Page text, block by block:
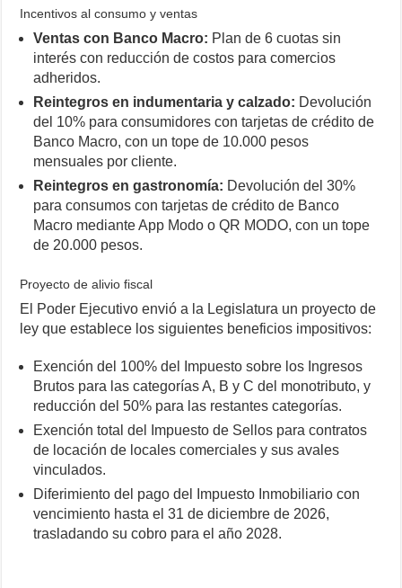
Incentivos al consumo y ventas
Ventas con Banco Macro: Plan de 6 cuotas sin
interés con reducción de costos para comercios
adheridos.
Reintegros en indumentaria y calzado: Devolución
del 10% para consumidores con tarjetas de crédito de
Banco Macro, con un tope de 10.000 pesos
mensuales por cliente.
Reintegros en gastronomía: Devolución del 30%
para consumos con tarjetas de crédito de Banco
Macro mediante App Modo o QR MODO, con un tope
de 20.000 pesos.
Proyecto de alivio fiscal
El Poder Ejecutivo envió a la Legislatura un proyecto de
ley que establece los siguientes beneficios impositivos:
Exención del 100% del Impuesto sobre los Ingresos
Brutos para las categorías A, B y C del monotributo, y
reducción del 50% para las restantes categorías.
Exención total del Impuesto de Sellos para contratos
de locación de locales comerciales y sus avales
vinculados.
Diferimiento del pago del Impuesto Inmobiliario con
vencimiento hasta el 31 de diciembre de 2026,
trasladando su cobro para el año 2028.